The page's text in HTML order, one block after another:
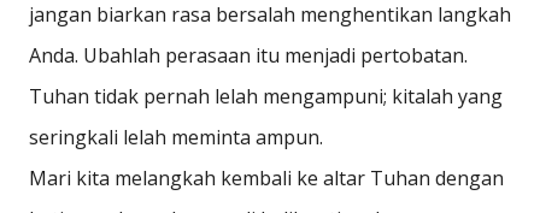
jangan biarkan rasa bersalah menghentikan langkah
Anda. Ubahlah perasaan itu menjadi pertobatan.
Tuhan tidak pernah lelah mengampuni; kitalah yang
seringkali lelah meminta ampun.
Mari kita melangkah kembali ke altar Tuhan dengan